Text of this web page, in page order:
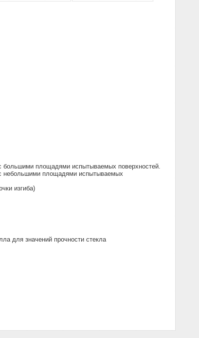
большими площадями испытываемых поверхностей.
небольшими площадями испытываемых
изгиба)
для значений прочности стекла